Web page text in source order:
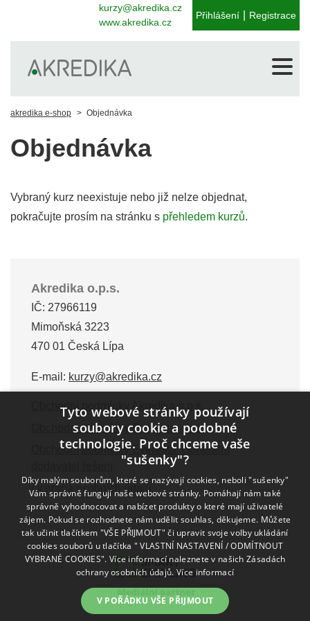
kurzy@akredika.cz
www.akredika.cz
Přihlášení Registrace
akredika e-shop Objednávka
Objednávka
Vybraný kurz neexistuje nebo již nelze objednat,
pokračujte prosím na stránku s přehledem kurzů.
Akredika o.p.s.
IČ: 27966119
Mimoňská 3223
470 01 Česká Lípa
E-mail: kurzy@akredika.cz
Obchodní podmínky Akredika o.p.s.
Obchodní podmínky Everesta, s.r.o.
Obchodní podmínky Everesta, Generální
Ochrana osobních údajů
Tyto webové stránky používají
soubory cookie a podobné
technologie. Proč chceme vaše
"sušenky"?
Díky malým souborům, které se nazývají cookies, neboli "sušenky"
Vám správně fungují naše webové stránky. Pomáhají nám také
správně vyhodnocovat a nabízet produkty o které mají uživatelé
zájem. Pokud se rozhodnete nám udělit souhlas, děkujeme. Můžete
tak učinit tlačítkem "VŠE PŘIJMOUT" či upravit svoje volby ukládání
cookies souborů u tlačítka " VLASTNÍ NASTAVENÍ / ODMÍTNOUT
VYBRANÉ COOKIES". Více informací naleznete v našich Zásadách
ochrany osobních údajů. Více informací
V POŘÁDKU VŠE PŘIJMOUT